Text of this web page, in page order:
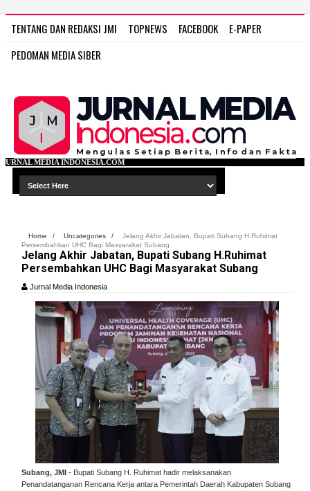
TENTANG DAN REDAKSI JMI TOPNEWS FACEBOOK
E-PAPER
PEDOMAN MEDIA SIBER
Home / Uncategories /
Jelang Akhir Jabatan, Bupati Subang H.Ruhimat
Persembahkan UHC Bagi Masyarakat Subang
Jelang Akhir Jabatan, Bupati Subang H.Ruhimat
Persembahkan UHC Bagi Masyarakat Subang
Jurnal Media Indonesia
Subang, JMI - Bupati Subang H. Ruhimat hadir melaksanakan
Penandatanganan Rencana Kerja antara Pemerintah Daerah Kabupaten Subang